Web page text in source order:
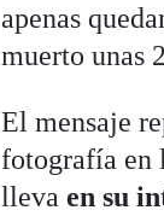
apenas
muerto unas
El mensaje
fotografía en
llevaen su